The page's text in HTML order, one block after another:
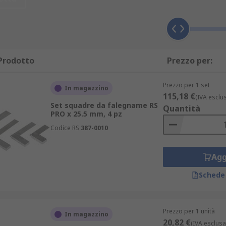
in lunghezza per adattarsi ad ambienti di lavoro piccoli
angoli di un dato elemento, siano corretti e
di materiali.
alluminio o acciaio.
per garantire che l'utensile rimanga preciso nel
precisa. Viene realizzata in acciaio temprato di alta
e finitura protettiva che protegge dalla ruggine e
di squadra a cappello, ideale per lavori di tracciatura
Prezzo per:
In magazzino
Set squadre da falegname RS
PRO x 25.5 mm, 4 pz
Codice RS 387-0010
Prezzo per 1 set
115,18 €(IVA
Quantità
In magazzino Prezzo per 1 unità
20,82 €(IVA